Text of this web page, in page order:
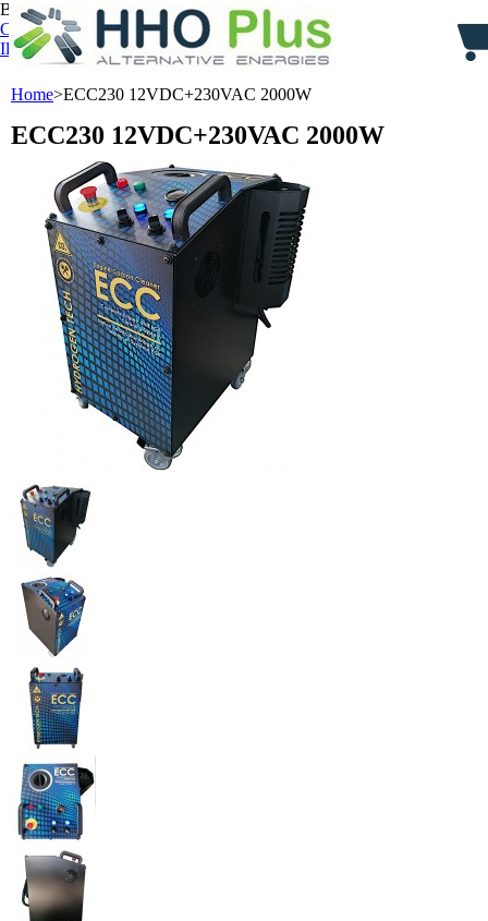
Benvenuto/a, Entra
Carrello:
0 prodotto prodotti
(vuoto)
Il tuo Account
Home>ECC230 12VDC+230VAC 2000W
ECC230 12VDC+230VAC 2000W